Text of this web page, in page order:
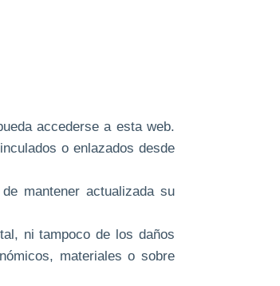
accederse a esta web.
o enlazados desde
mantener actualizada su
ni tampoco de los daños
materiales o sobre